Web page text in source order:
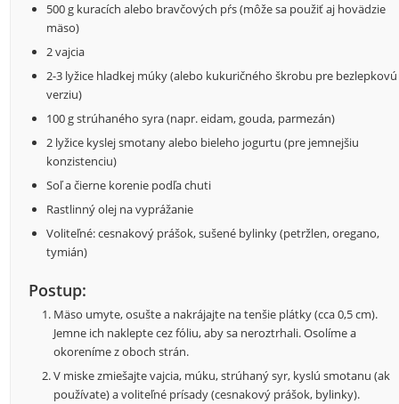
500 g kuracích alebo bravčových pŕs (môže sa použiť aj hovädzie
mäso)
2 vajcia
2-3 lyžice hladkej múky (alebo kukuričného škrobu pre bezlepkovú
verziu)
100 g strúhaného syra (napr. eidam, gouda, parmezán)
2 lyžice kyslej smotany alebo bieleho jogurtu (pre jemnejšiu
konzistenciu)
Soľ a čierne korenie podľa chuti
Rastlinný olej na vyprážanie
Voliteľné: cesnakový prášok, sušené bylinky (petržlen, oregano,
tymián)
Postup:
Mäso umyte, osušte a nakrájajte na tenšie plátky (cca 0,5 cm).
Jemne ich naklepte cez fóliu, aby sa neroztrhali. Osolíme a
okoreníme z oboch strán.
V miske zmiešajte vajcia, múku, strúhaný syr, kyslú smotanu (ak
používate) a voliteľné prísady (cesnakový prášok, bylinky).